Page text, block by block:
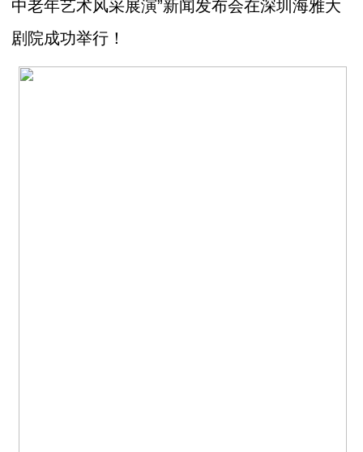
中老年艺术风采展演”新闻发布会在深圳海雅大
剧院成功举行！